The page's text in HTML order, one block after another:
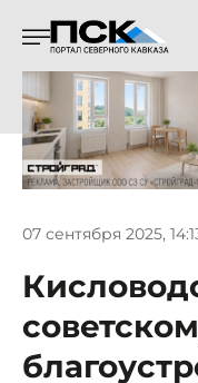
07 сентября 2025,